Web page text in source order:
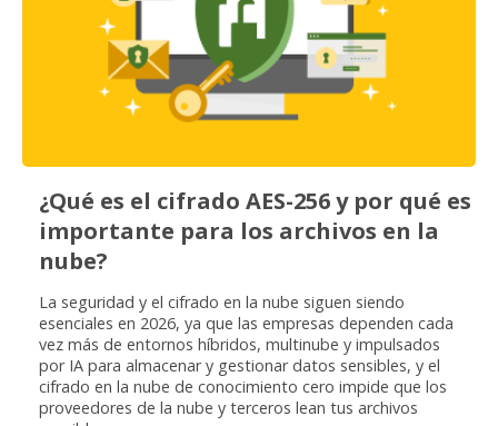
¿Qué es el cifrado AES-256 y por qué es
importante para los archivos en la
nube?
La seguridad y el cifrado en la nube siguen siendo
esenciales en 2026, ya que las empresas dependen cada
vez más de entornos híbridos, multinube y impulsados
por IA para almacenar y gestionar datos sensibles, y el
cifrado en la nube de conocimiento cero impide que los
proveedores de la nube y terceros lean tus archivos